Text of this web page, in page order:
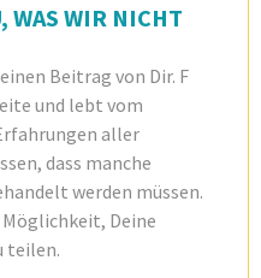
WAS WIR NICHT
Beitrag von Dir. F
und lebt vom
aller
dass manche
werden müssen.
Deine
teilen.